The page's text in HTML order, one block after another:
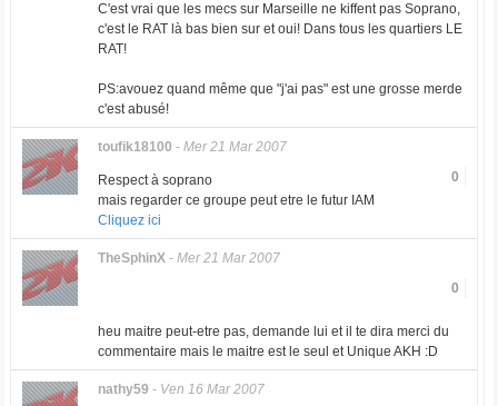
C'est vrai que les mecs sur Marseille ne kiffent pas Soprano,
c'est le RAT là bas bien sur et oui! Dans tous les quartiers LE
RAT!
PS:avouez quand même que "j'ai pas" est une grosse merde
c'est abusé!
toufik18100 - Mer 21 Mar 2007
0
Respect à soprano
mais regarder ce groupe peut etre le futur IAM
Cliquez ici
TheSphinX- Mer 21 Mar 2007
0
heu maitre peut-etre pas, demande lui et il te dira merci du
commentaire mais le maitre est le seul et Unique AKH :D
nathy59 - Ven 16 Mar 2007